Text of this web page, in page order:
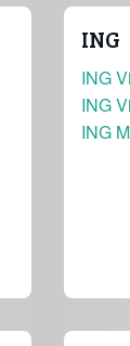
ING
ING
ING
ING